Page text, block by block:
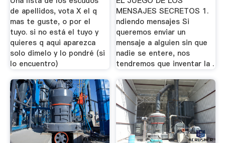
de apellidos, vota X el q
mas te guste, o por el
tuyo. si no está el tuyo y
quieres q aqui aparezca
solo dimelo y lo pondré (si
lo encuentro)
MENSAJES SECRETOS 1.
ndiendo mensajes Si
queremos enviar un
mensaje a alguien sin que
nadie se entere, nos
tendremos que inventar la .